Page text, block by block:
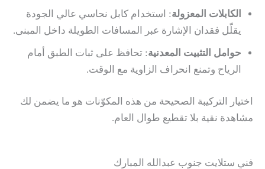
الكابلات المعزولة: استخدام كابل نحاسي عالي الجودة
يقلّل فقدان الإشارة عبر المسافات الطويلة داخل المبنى.
حوامل التثبيت المعدنية: تحافظ على ثبات الطبق أمام
الرياح وتمنع انحراف الزاوية مع الوقت.
اختيار التركيبة الصحيحة من هذه المكوّنات هو ما يضمن لك
مشاهدة نقية بلا تقطيع طوال العام.
فني ستلايت جنوب عبدالله المبارك